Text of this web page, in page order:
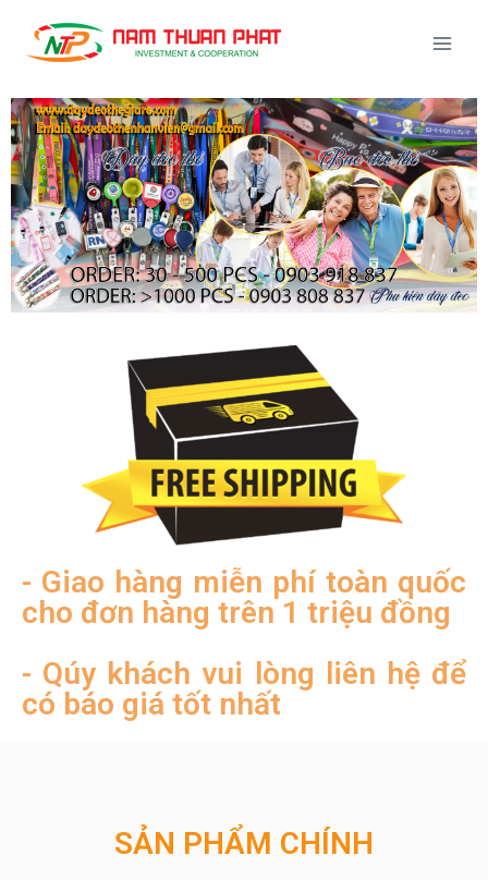
- Giao hàng miễn phí toàn quốc
cho đơn hàng trên 1 triệu đồng
- Qúy khách vui lòng liên hệ để
có báo giá tốt nhất
SẢN PHẨM CHÍNH